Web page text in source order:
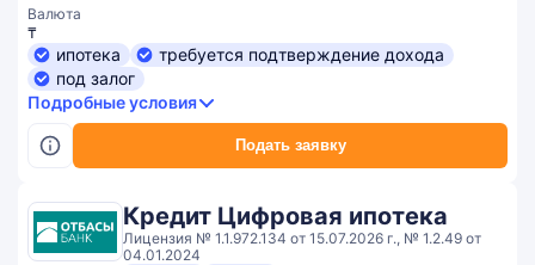
Подать заявку
Валюта
₸
ипотека
требуется подтверждение дохода
под залог
Подробные условия
Кредит Цифровая ипотека
Лицензия № 1.1.972.134 от 15.07.2026 г., № 1.2.49 от
04.01.2024